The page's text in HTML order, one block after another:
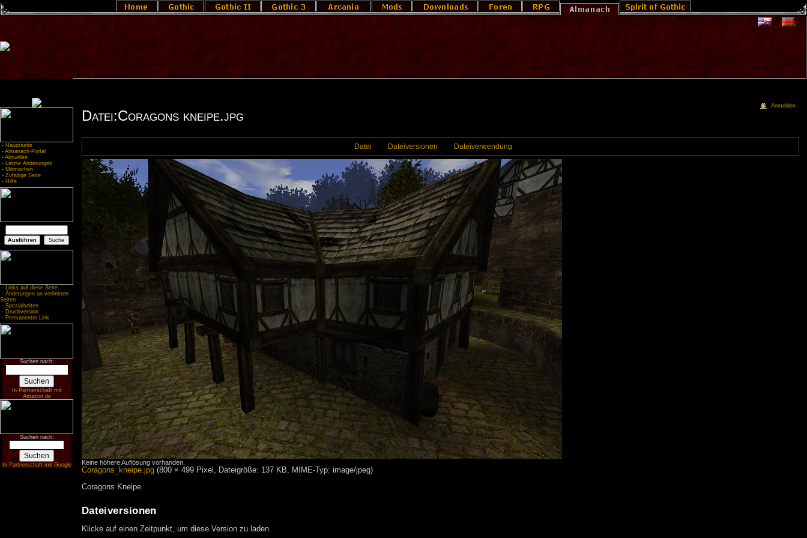
- Hauptseite
- Almanach-Portal
- Aktuelles
- Letzte Änderungen
- Mitmachen
- Zufällige Seite
- Hilfe
- Links auf diese Seite
- Änderungen an verlinkten
Seiten
- Spezialseiten
- Druckversion
- Permanenter Link
Suchen nach:
In Partnerschaft mit
Amazon.de
Suchen nach:
In Partnerschaft mit Google
Datei:Coragons kneipe.jpg
Datei Dateiversionen Dateiverwendung
Keine höhere Auflösung vorhanden.
Coragons_kneipe.jpg‎ (800 × 499 Pixel, Dateigröße: 137 KB, MIME-Typ: image/jpeg)
Coragons Kneipe
Dateiversionen
Klicke auf einen Zeitpunkt, um diese Version zu laden.
Anmelden